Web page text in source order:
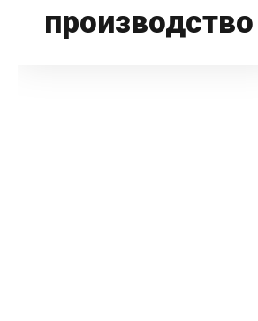
производство